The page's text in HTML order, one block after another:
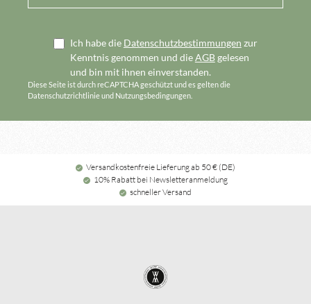
Ich habe die Datenschutzbestimmungen zur
Kenntnis genommen und dieAGBgelesen
und bin mit ihnen einverstanden.
Diese Seite ist durch reCAPTCHA geschützt und es gelten die
Datenschutzrichtlinieund Nutzungsbedingungen
Versandkostenfreie Lieferung ab 50 € (DE)
10% Rabatt bei Newsletteranmeldung
schneller Versand